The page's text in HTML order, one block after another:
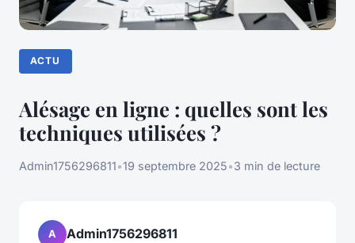
ACTU
Alésage en ligne : quelles sont les
techniques utilisées ?
Admin1756296811•19 septembre 2025•3 min de lecture
A Admin1756296811